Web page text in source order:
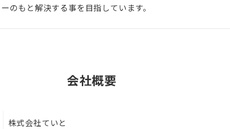
のもと解決する事を目指しています。
会社概要
株式会社ていと